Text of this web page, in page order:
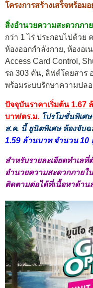
โครงการสร้างเสร็จพร้อม
สิ่งอำนวยความสะดวกภา
กว่า 1 ไร่ ประกอบไปด้วย
ห้องออกกำลังกาย, ห้องอ
Access Card Control,
รถ 303 คัน, ลิฟต์โดยสาร
พร้อมระบบรักษาความปล
ปัจจุบันราคาเริ่มต้น 1.67
บาท/ตร.ม. โปรโมชั่นพิเศ
ส.ค. นี้ ยูนิตพิเศษ ห้องจับ
1.59 ล้านบาท จำนวน 10
สำหรับรายละเอียดทำเลที่
อำนวยความสะดวกภายใ
ติดตามต่อได้ที่เนื้อหาด้าน